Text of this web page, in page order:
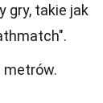
gry, takie jak
metrów.